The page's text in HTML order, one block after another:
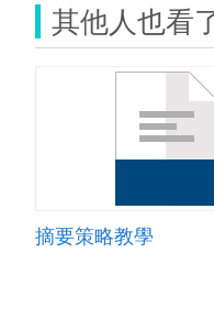
其他人也看
摘要策略教學